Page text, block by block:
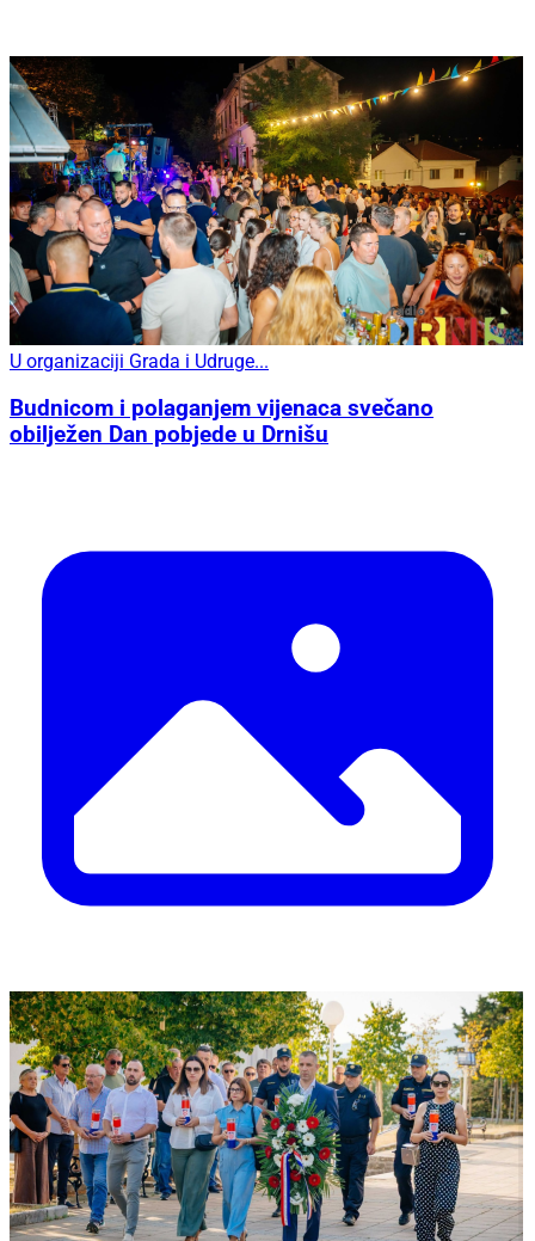
U organizaciji Grada i Udruge...
Budnicom i polaganjem vijenaca svečano
obilježen Dan pobjede u Drnišu